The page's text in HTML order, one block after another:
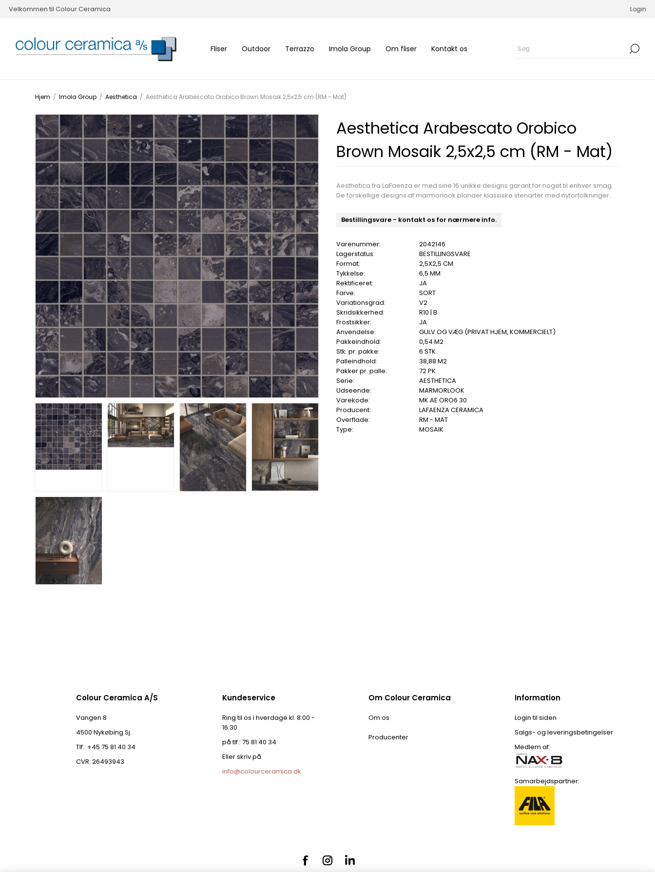
Velkommen til Colour Ceramica Login
Fliser Outdoor Terrazzo Imola Group Om fliser Kontakt os
Hjem / Imola Group / Aesthetica / Aesthetica Arabescato Orobico Brown Mosaik 2,5x2,5 cm (RM - Mat)
Aesthetica Arabescato Orobico
Brown Mosaik 2,5x2,5 cm (RM - Mat)
Aesthetica fra LaFaenza er med sine 16 unikke designs garant for noget til enhver smag.
De forskellige designs af marmorlook blander klassiske stenarter med nyfortolkninger.
Bestillingsvare - kontakt os for nærmere info.
Varenummer:
2042146
Lagerstatus:
BESTILLINGSVARE
Format:
2,5X2,5 CM
Tykkelse:
6,5 MM
Rektificeret:
JA
Farve:
SORT
Variationsgrad:
V2
Skridsikkerhed:
R10 | B
Frostsikker:
JA
Anvendelse:
GULV OG VÆG (PRIVAT HJEM, KOMMERCIELT)
Pakkeindhold:
0,54 M2
Stk. pr. pakke:
6 STK.
Palleindhold:
38,88 M2
Pakker pr. palle:
72 PK.
Serie:
AESTHETICA
Udseende:
MARMORLOOK
Varekode:
MK.AE ORO6 30
Producent:
LAFAENZA CERAMICA
Overflade:
RM - MAT
Type:
MOSAIK
Colour Ceramica A/S
Vangen 8
4500 Nykøbing Sj.
Tlf.: +45 75 81 40 34
CVR: 26493943
Kundeservice
Ring til os i hverdage kl. 8:00 -
16:30
på tlf.: 75 81 40 34
Eller skriv på
info@colourceramica.dk
Om Colour Ceramica
Om os
Producenter
Information
Login til siden
Salgs- og leveringsbetingelser
Medlem af:
Samarbejdspartner: